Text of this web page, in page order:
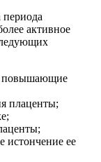
активное
повышающие
плаценты;
истончение ее